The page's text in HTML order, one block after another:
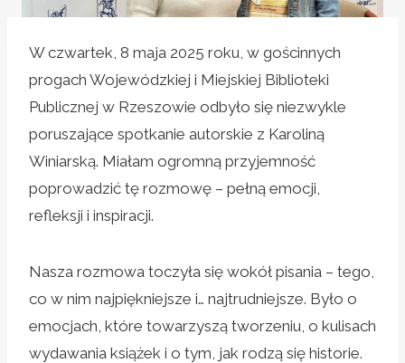
W czwartek, 8 maja 2025 roku, w gościnnych
progach Wojewódzkiej i Miejskiej Biblioteki
Publicznej w Rzeszowie odbyło się niezwykle
poruszające spotkanie autorskie z Karoliną
Winiarską. Miałam ogromną przyjemność
poprowadzić tę rozmowę – pełną emocji,
refleksji i inspiracji.
Nasza rozmowa toczyła się wokół pisania – tego,
co w nim najpiękniejsze i… najtrudniejsze. Było o
emocjach, które towarzyszą tworzeniu, o kulisach
wydawania książek i o tym, jak rodzą się historie.